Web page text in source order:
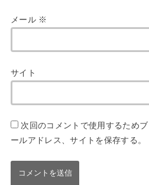
メール ※
サイト
次回のコメントで使用するため
ールアドレス、サイトを保存する。